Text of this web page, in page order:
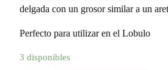
delgada con un grosor similar a un
Perfecto para utilizar en el Lobulo
3 disponibles